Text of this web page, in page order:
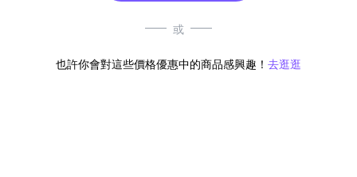
或
也許你會對這些價格優惠中的商品感興趣！ 去逛逛